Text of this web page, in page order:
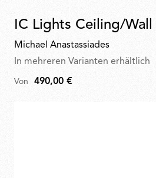
IC Lights Ceiling/Wall
Michael Anastassiades
In mehreren Varianten erhältlich
Von 490,00 €